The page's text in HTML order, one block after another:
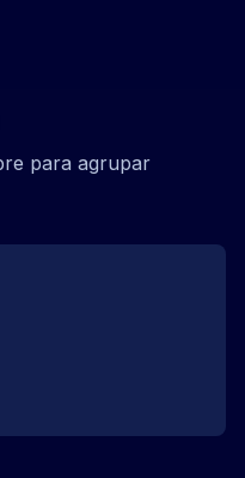
para agrupar